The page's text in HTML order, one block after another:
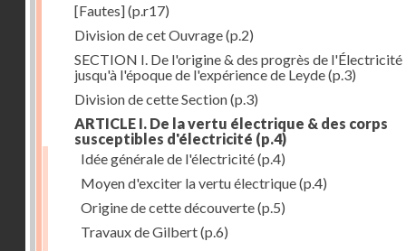
[Fautes](p.r17)
Division de cet Ouvrage(p.2)
SECTION I. De l'origine & des progrès de l'Électricité
jusqu'à l'époque de l'expérience de Leyde(p.3)
Division de cette Section(p.3)
ARTICLE I. De la vertu électrique & des corps
susceptibles d'électricité (p.4)
Idée générale de l'électricité(p.4)
Moyen d'exciter la vertu électrique(p.4)
Origine de cette découverte(p.5)
Travaux de Gilbert(p.6)